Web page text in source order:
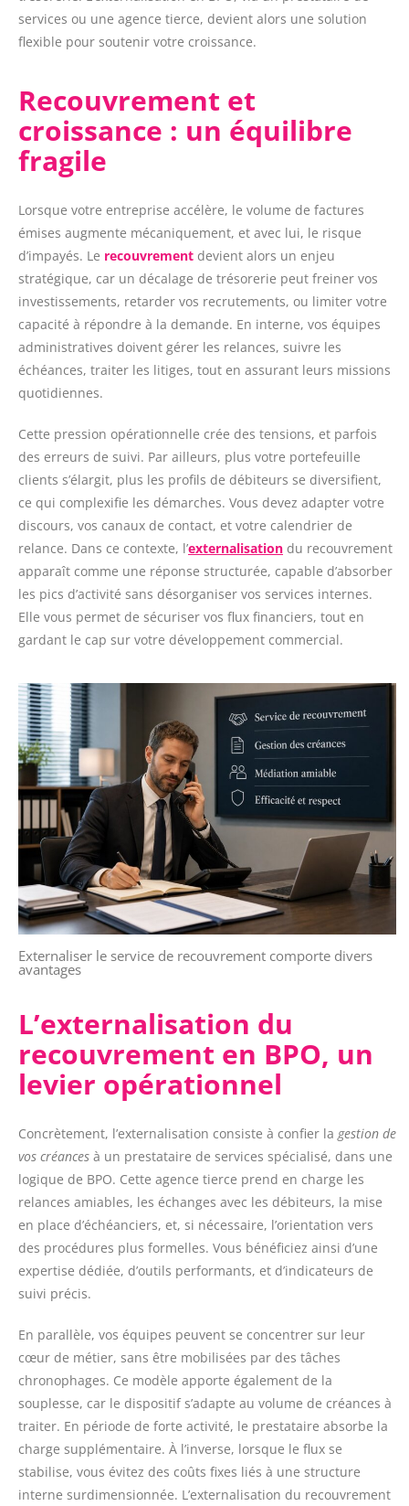
services ou une agence tierce, devient alors une solution
flexible pour soutenir votre croissance.
Recouvrement et
croissance : un équilibre
fragile
Lorsque votre entreprise accélère, le volume de factures
émises augmente mécaniquement, et avec lui, le risque
d’impayés. Le recouvrement devient alors un enjeu
stratégique, car un décalage de trésorerie peut freiner vos
investissements, retarder vos recrutements, ou limiter votre
capacité à répondre à la demande. En interne, vos équipes
administratives doivent gérer les relances, suivre les
échéances, traiter les litiges, tout en assurant leurs missions
quotidiennes.
Cette pression opérationnelle crée des tensions, et parfois
des erreurs de suivi. Par ailleurs, plus votre portefeuille
clients s’élargit, plus les profils de débiteurs se diversifient,
ce qui complexifie les démarches. Vous devez adapter votre
discours, vos canaux de contact, et votre calendrier de
relance. Dans ce contexte, l’externalisation du recouvrement
apparaît comme une réponse structurée, capable d’absorber
les pics d’activité sans désorganiser vos services internes.
Elle vous permet de sécuriser vos flux financiers, tout en
gardant le cap sur votre développement commercial.
Externaliser le service de recouvrement comporte divers
avantages
L’externalisation du
recouvrement en BPO, un
levier opérationnel
Concrètement, l’externalisation consiste à confier la gestion de
vos créances à un prestataire de services spécialisé, dans une
logique de BPO. Cette agence tierce prend en charge les
relances amiables, les échanges avec les débiteurs, la mise
en place d’échéanciers, et, si nécessaire, l’orientation vers
des procédures plus formelles. Vous bénéficiez ainsi d’une
expertise dédiée, d’outils performants, et d’indicateurs de
suivi précis.
En parallèle, vos équipes peuvent se concentrer sur leur
cœur de métier, sans être mobilisées par des tâches
chronophages. Ce modèle apporte également de la
souplesse, car le dispositif s’adapte au volume de créances à
traiter. En période de forte activité, le prestataire absorbe la
charge supplémentaire. À l’inverse, lorsque le flux se
stabilise, vous évitez des coûts fixes liés à une structure
interne surdimensionnée. L’externalisation du recouvrement